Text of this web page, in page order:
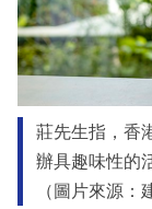
莊先生指，香
辦具趣味性的
（圖片來源：